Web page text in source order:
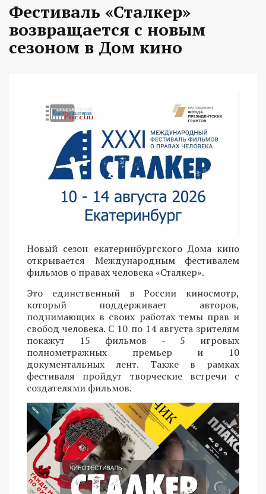
Фестиваль «Сталкер»
возвращается с новым
сезоном в Дом кино
Новый сезон екатеринбургского Дома кино
открывается Международным фестивалем
фильмов о правах человека «Сталкер».
Это единственный в России киносмотр,
который поддерживает авторов,
поднимающих в своих работах темы прав и
свобод человека. С 10 по 14 августа зрителям
покажут 15 фильмов - 5 игровых
полнометражных премьер и 10
документальных лент. Также в рамках
фестиваля пройдут творческие встречи с
создателями фильмов.